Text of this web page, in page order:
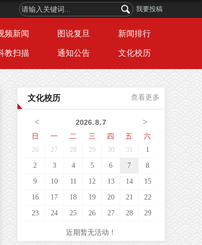
我要投稿
频新闻 图说复旦 新闻排行
教扫描 通知公告 文化校历
文化校历 查看更多
< >
2026.8.7
日
一 二 三 四 五 六
26 27 28 29 30 31 1
2 3 4 5 6 7 8
9 10 11 12 13 14 15
16 17 18 19 20 21 22
23 24 25 26 27 28 29
近期暂无活动！